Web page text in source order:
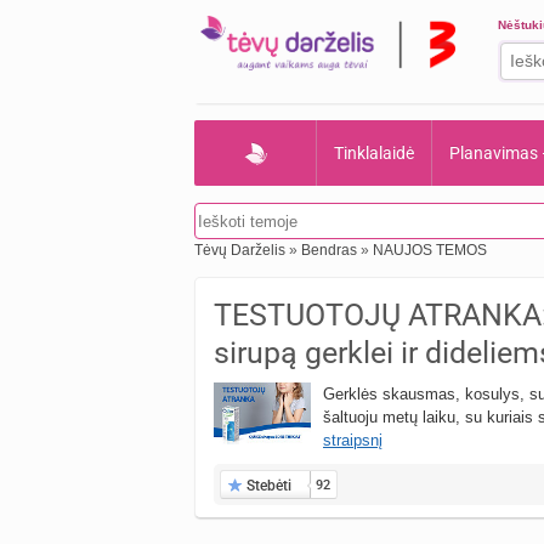
Tinklalaidė Planavimas
Tėvų Darželis » Bendras » NAUJOS TEMOS
TESTUOTOJŲ
sirupą gerklei ir
Gerklės skausmas, kosulys,
šaltuoju metų laiku, su kuriais
straipsnį
Stebėti 92